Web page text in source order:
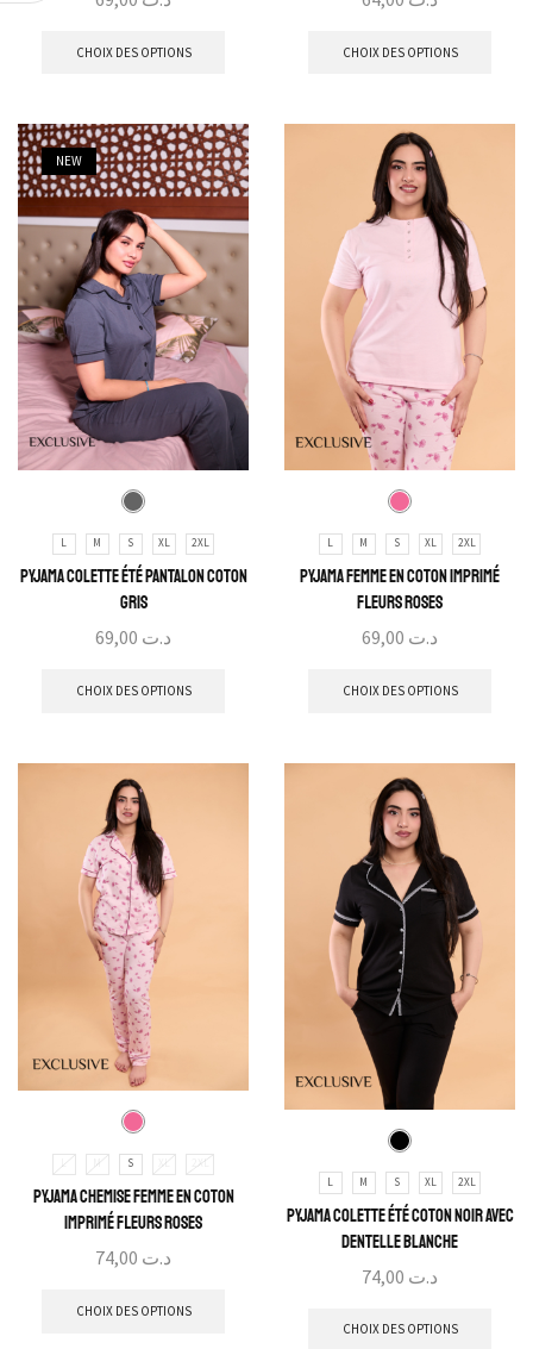
CHOIX DES OPTIONS CHOIX DES OPTIONS
NEW
L M S XL 2XL
Pyjama Colette Été Pantalon Coton
Gris
د.ت
CHOIX DES OPTIONS
L M S XL 2XL
Pyjama Femme en coton imprimé
fleurs roses
د.ت
CHOIX DES OPTIONS
M S XL 2XL
Pyjama Chemise Femme en coton
imprimé fleurs roses
د.ت
CHOIX DES OPTIONS
L M S XL 2XL
Pyjama Colette Été Coton Noir avec
Dentelle Blanche
د.ت
CHOIX DES OPTIONS